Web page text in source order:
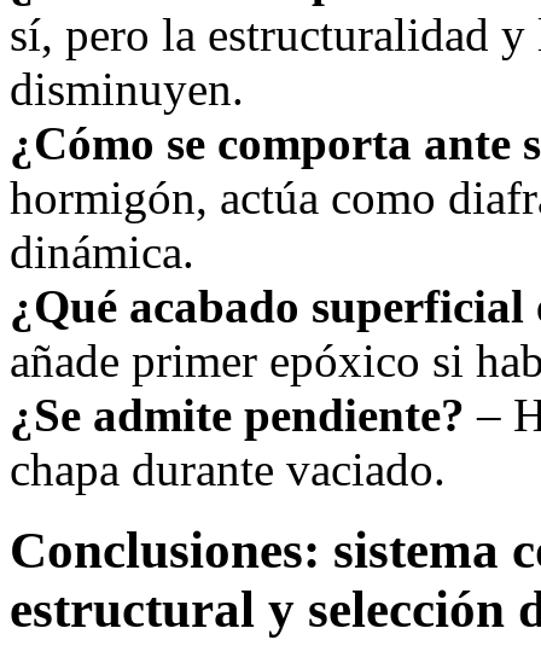
sí, pero la estructuralidad
disminuyen.
¿Cómo se comporta ante
hormigón, actúa como
dinámica.
¿Qué acabado superficial
añade primer epóxico si
¿Se admite pendiente? –
chapa durante vaciado.
Conclusiones: sistema
estructural y selección